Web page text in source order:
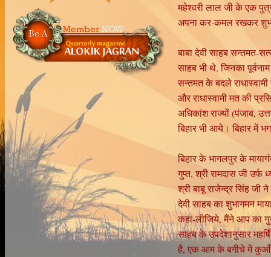
महेश्वरी लाल जी के एक
अपना कर-कमल रखकर
बाबा देवी साहब सन्तमत-
साहब भी थे, जिनका
सन्तमत के बदले
और राधास्वामी मत की
अधिकांश राज्यों (पंजाब,
बिहार भी आये। बिहार में
बिहार के भागलपुर के
गुप्त, श्री रामदास जी
श्री बाबू राजेन्द्र सिंह जी
देवी साहब का शुभागमन
कहा-लीजिये, मैंने आप का गुरु
साहब के उपदेशानुसार
है, एक आम के बगीचे में कुआँ